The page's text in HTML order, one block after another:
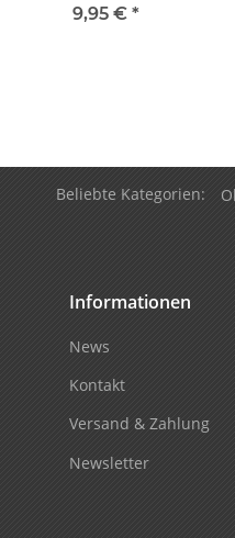
9,95 € *
Beliebte Kategorien:
Informationen
News
Kontakt
Versand & Zahlung
Newsletter